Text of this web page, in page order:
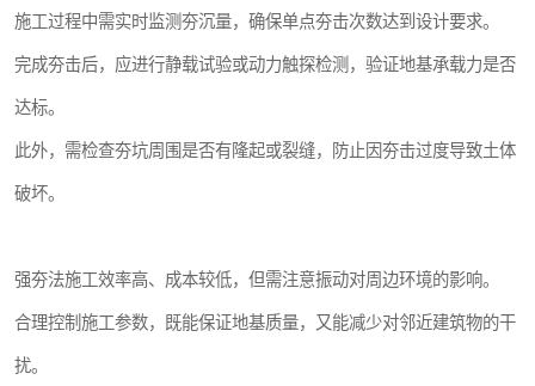
施工过程中需实时监测夯沉量，确保单点夯击次数达到设计要求。
完成夯击后，应进行静载试验或动力触探检测，验证地基承载力是否
达标。
此外，需检查夯坑周围是否有隆起或裂缝，防止因夯击过度导致土体
破坏。
强夯法施工效率高、成本较低，但需注意振动对周边环境的影响。
合理控制施工参数，既能保证地基质量，又能减少对邻近建筑物的干
扰。